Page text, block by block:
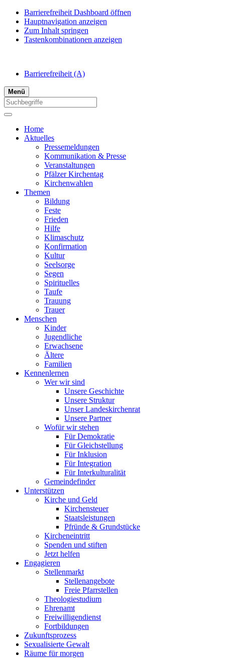
Barrierefreiheit Dashboard öffnen
Hauptnavigation anzeigen
Zum Inhalt springen
Tastenkombinationen anzeigen
Barrierefreiheit (A)
Menü
Home
Aktuelles
Pressemeldungen
Kommunikation & Presse
Veranstaltungen
Pfälzer Kirchentag
Kirchenwahlen
Themen
Bildung
Feste
Frieden
Hilfe
Klimaschutz
Konfirmation
Kultur
Seelsorge
Segen
Spirituelles
Taufe
Trauung
Trauer
Menschen
Kinder
Jugendliche
Erwachsene
Ältere
Familien
Kennenlernen
Wer wir sind
Unsere Geschichte
Unsere Struktur
Unser Landeskirchenrat
Unsere Partner
Wofür wir stehen
Für Demokratie
Für Gleichstellung
Für Inklusion
Für Integration
Für Interkulturalität
Gemeindefinder
Unterstützen
Kirche und Geld
Kirchensteuer
Staatsleistungen
Pfründe & Grundstücke
Kircheneintritt
Spenden und stiften
Jetzt helfen
Engagieren
Stellenmarkt
Stellenangebote
Freie Pfarrstellen
Theologiestudium
Ehrenamt
Freiwilligendienst
Fortbildungen
Zukunftsprozess
Sexualisierte Gewalt
Räume für morgen